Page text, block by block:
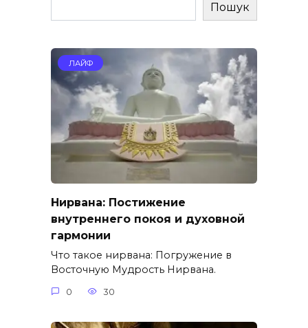
Пошук
ЛАЙФ
Нирвана: Постижение
внутреннего покоя и духовной
гармонии
Что такое нирвана: Погружение в
Восточную Мудрость Нирвана.
0 30